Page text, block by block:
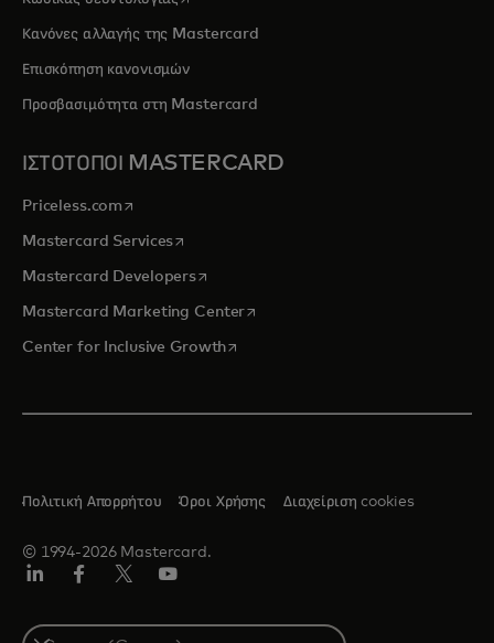
Κανόνες αλλαγής της Mastercard
Επισκόπηση κανονισμών
Προσβασιμότητα στη Mastercard
ΙΣΤΟΤΟΠΟΙ MASTERCARD
Priceless.com opens in a new tab
Mastercard Servicesopens in a new tab
Mastercard Developersopens in a new tab
Mastercard Marketing Centeropens in a new tab
Center for Inclusive Growthopens in a new tab
© 1994-2026 Mastercard.
Πολιτική Απορρήτου Όροι Χρήσης Διαχείριση cookies
Select